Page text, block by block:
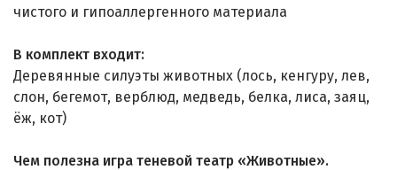
чистого и гипоаллергенного материала
В комплект входит:
Деревянные силуэты животных (лось, кенгуру, лев,
слон, бегемот, верблюд, медведь, белка, лиса, заяц,
ёж, кот)
Чем полезна игра теневой театр «Животные».